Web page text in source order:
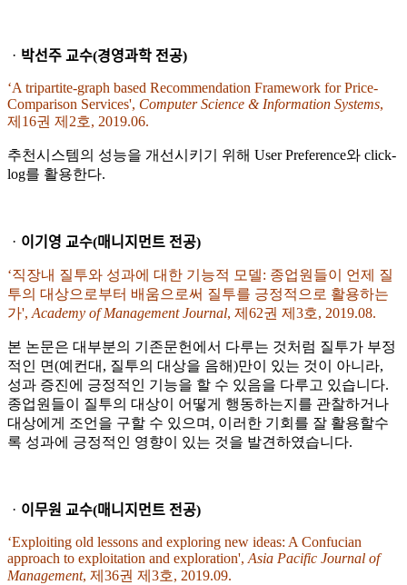
ᆞ박선주 교수(경영과학 전공)
‘A tripartite-graph based Recommendation Framework for Price-
Comparison Services', Computer Science & Information Systems,
제16권 제2호, 2019.06.
추천시스템의 성능을 개선시키기 위해 User Preference와 click-
log를 활용한다.
ᆞ이기영 교수(매니지먼트 전공)
‘직장내 질투와 성과에 대한 기능적 모델: 종업원들이 언제 질
투의 대상으로부터 배움으로써 질투를 긍정적으로 활용하는
가',Academy of Management Journal, 제62권 제3호, 2019.08.
본 논문은 대부분의 기존문헌에서 다루는 것처럼 질투가 부정
적인 면(예컨대, 질투의 대상을 음해)만이 있는 것이 아니라,
성과 증진에 긍정적인 기능을 할 수 있음을 다루고 있습니다.
종업원들이 질투의 대상이 어떻게 행동하는지를 관찰하거나
대상에게 조언을 구할 수 있으며, 이러한 기회를 잘 활용할수
록 성과에 긍정적인 영향이 있는 것을 발견하였습니다.
ᆞ이무원 교수(매니지먼트 전공)
‘Exploiting old lessons and exploring new ideas: A Confucian
approach to exploitation and exploration',Asia Pacific Journal of
Management, 제36권 제3호, 2019.09.